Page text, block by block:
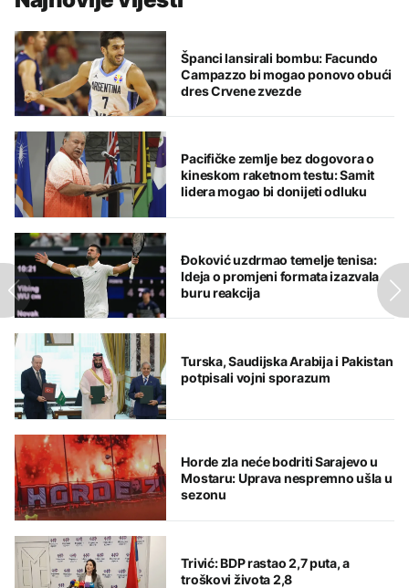
Španci lansirali bombu: Facundo
Campazzo bi mogao ponovo obući
dres Crvene zvezde
Pacifičke zemlje bez dogovora o
kineskom raketnom testu: Samit
lidera mogao bi donijeti odluku
Đoković uzdrmao temelje tenisa:
Ideja o promjeni formata izazvala
buru reakcija
Turska, Saudijska Arabija i Pakistan
potpisali vojni sporazum
Horde zla neće bodriti Sarajevo u
Mostaru: Uprava nespremno ušla u
sezonu
Trivić: BDP rastao 2,7 puta, a
troškovi života 2,8